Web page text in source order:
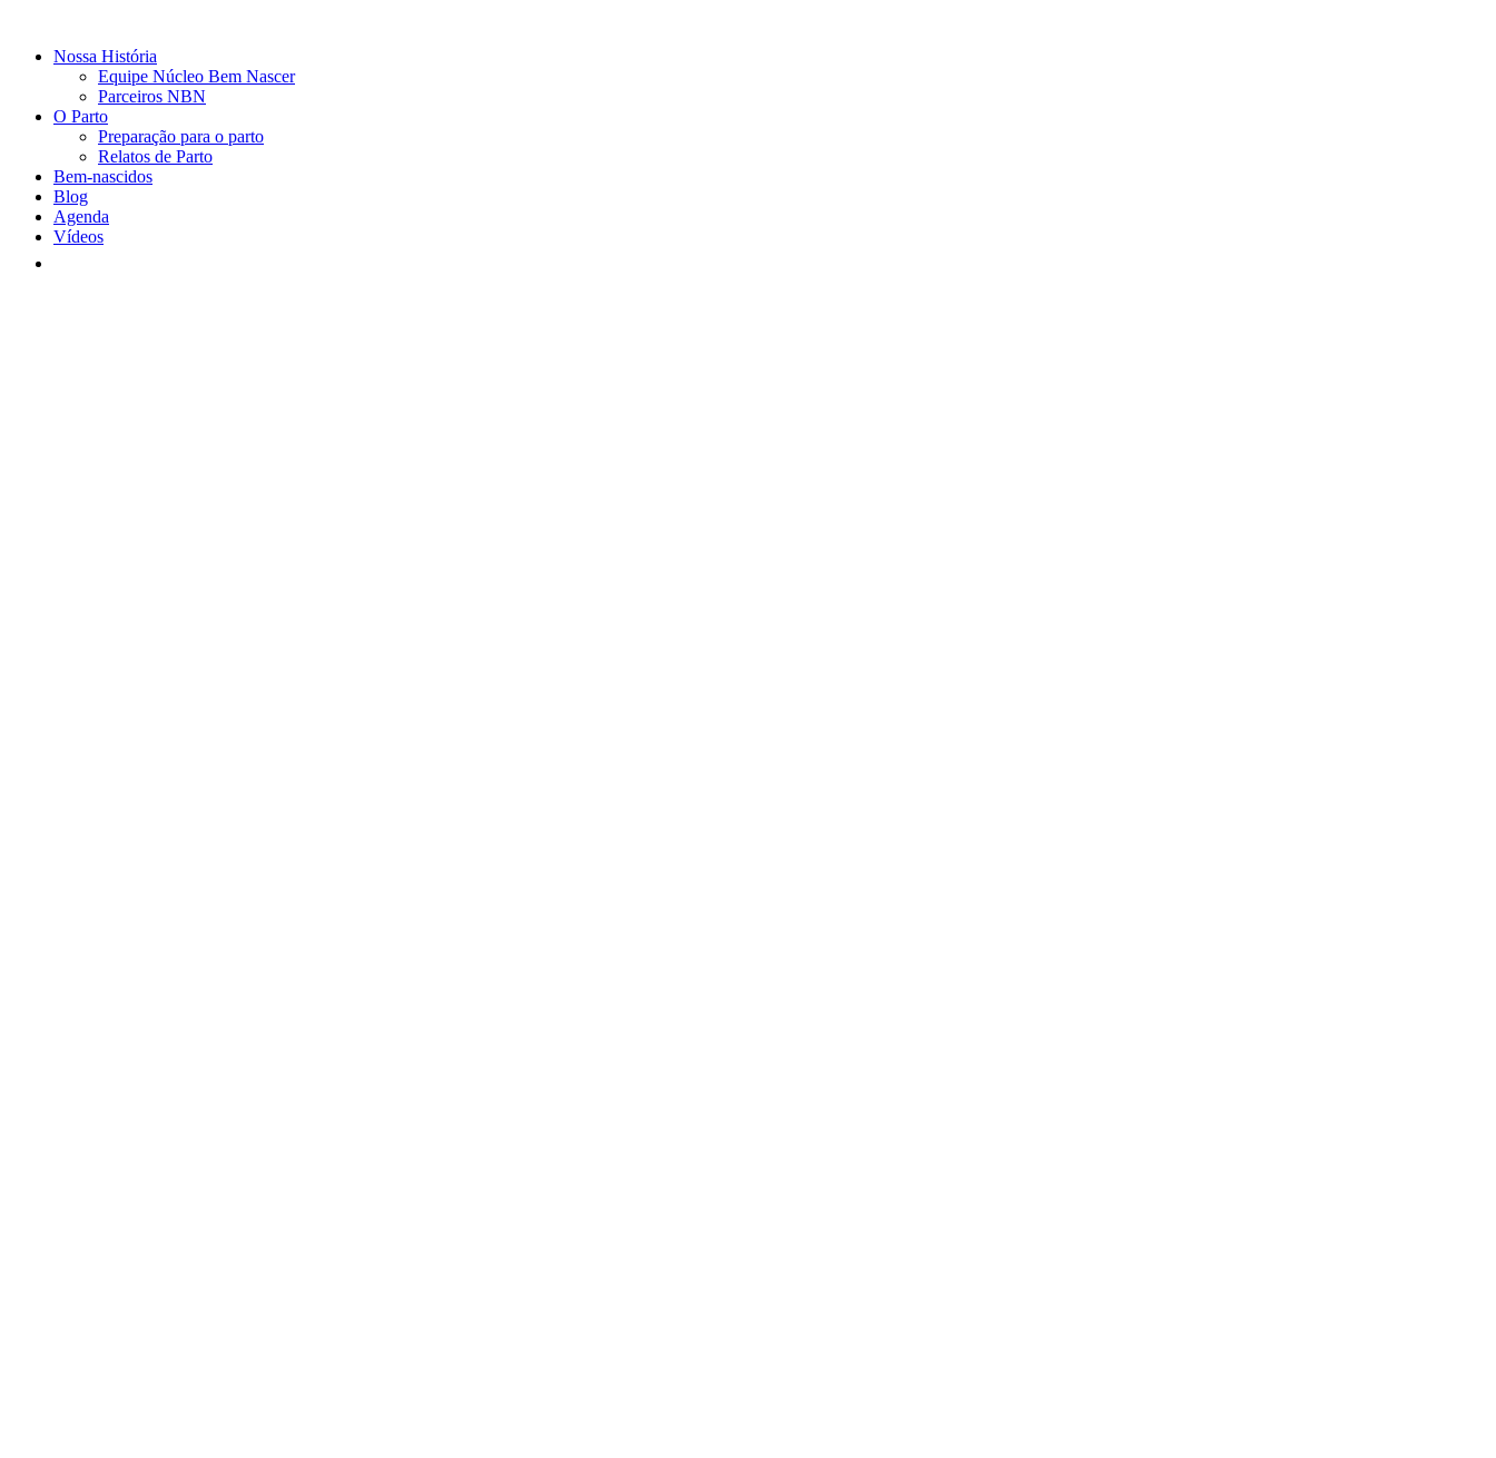
Nossa História
Equipe Núcleo Bem Nascer
Parceiros NBN
O Parto
Preparação para o parto
Relatos de Parto
Bem-nascidos
Blog
Agenda
Vídeos